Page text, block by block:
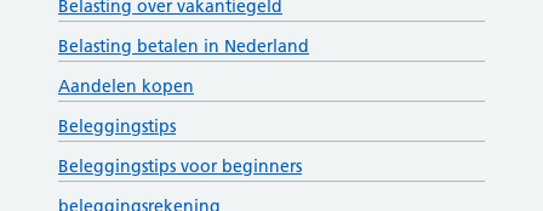
Belasting over vakantiegeld
Belasting betalen in Nederland
Aandelen kopen
Beleggingstips
Beleggingstips voor beginners
beleggingsrekening